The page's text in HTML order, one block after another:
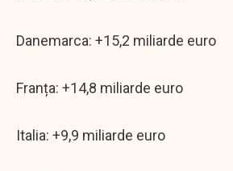
Danemarca: +15,2 miliarde euro
Franța: +14,8 miliarde euro
Italia: +9,9 miliarde euro